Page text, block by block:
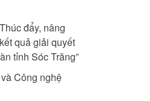
đẩy, nâng
quả giải quyết
tỉnh Sóc Trăng”
Công nghệ